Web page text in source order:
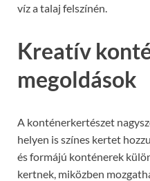
víz a talaj felszínén.
Kreatív
megoldások
A konténerkertészet
helyen is színes kertet
és formájú konténerek
kertnek, miközben